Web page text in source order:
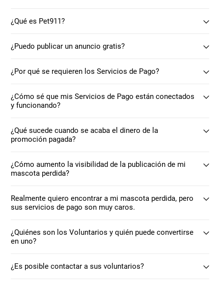
¿Qué es Pet911?
¿Puedo publicar un anuncio gratis?
¿Por qué se requieren los Servicios de Pago?
¿Cómo sé que mis Servicios de Pago están conectados
y funcionando?
¿Qué sucede cuando se acaba el dinero de la
promoción pagada?
¿Cómo aumento la visibilidad de la publicación de mi
mascota perdida?
Realmente quiero encontrar a mi mascota perdida, pero
sus servicios de pago son muy caros.
¿Quiénes son los Voluntarios y quién puede convertirse
en uno?
¿Es posible contactar a sus voluntarios?